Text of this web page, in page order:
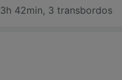
3h 42min, 3 transbordos